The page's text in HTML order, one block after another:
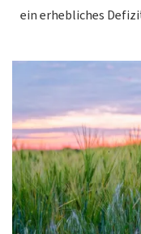
ein erhebliches